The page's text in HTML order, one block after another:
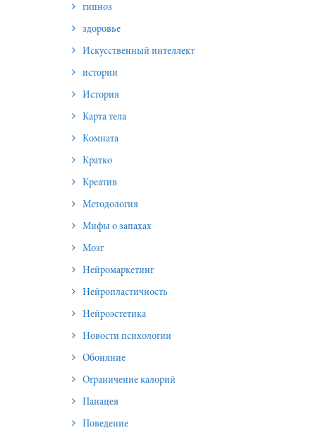
гипноз
здоровье
Искусственный интеллект
истории
История
Карта тела
Комната
Кратко
Креатив
Методология
Мифы о запахах
Мозг
Нейромаркетинг
Нейропластичность
Нейроэстетика
Новости психологии
Обоняние
Ограничение калорий
Панацея
Поведение